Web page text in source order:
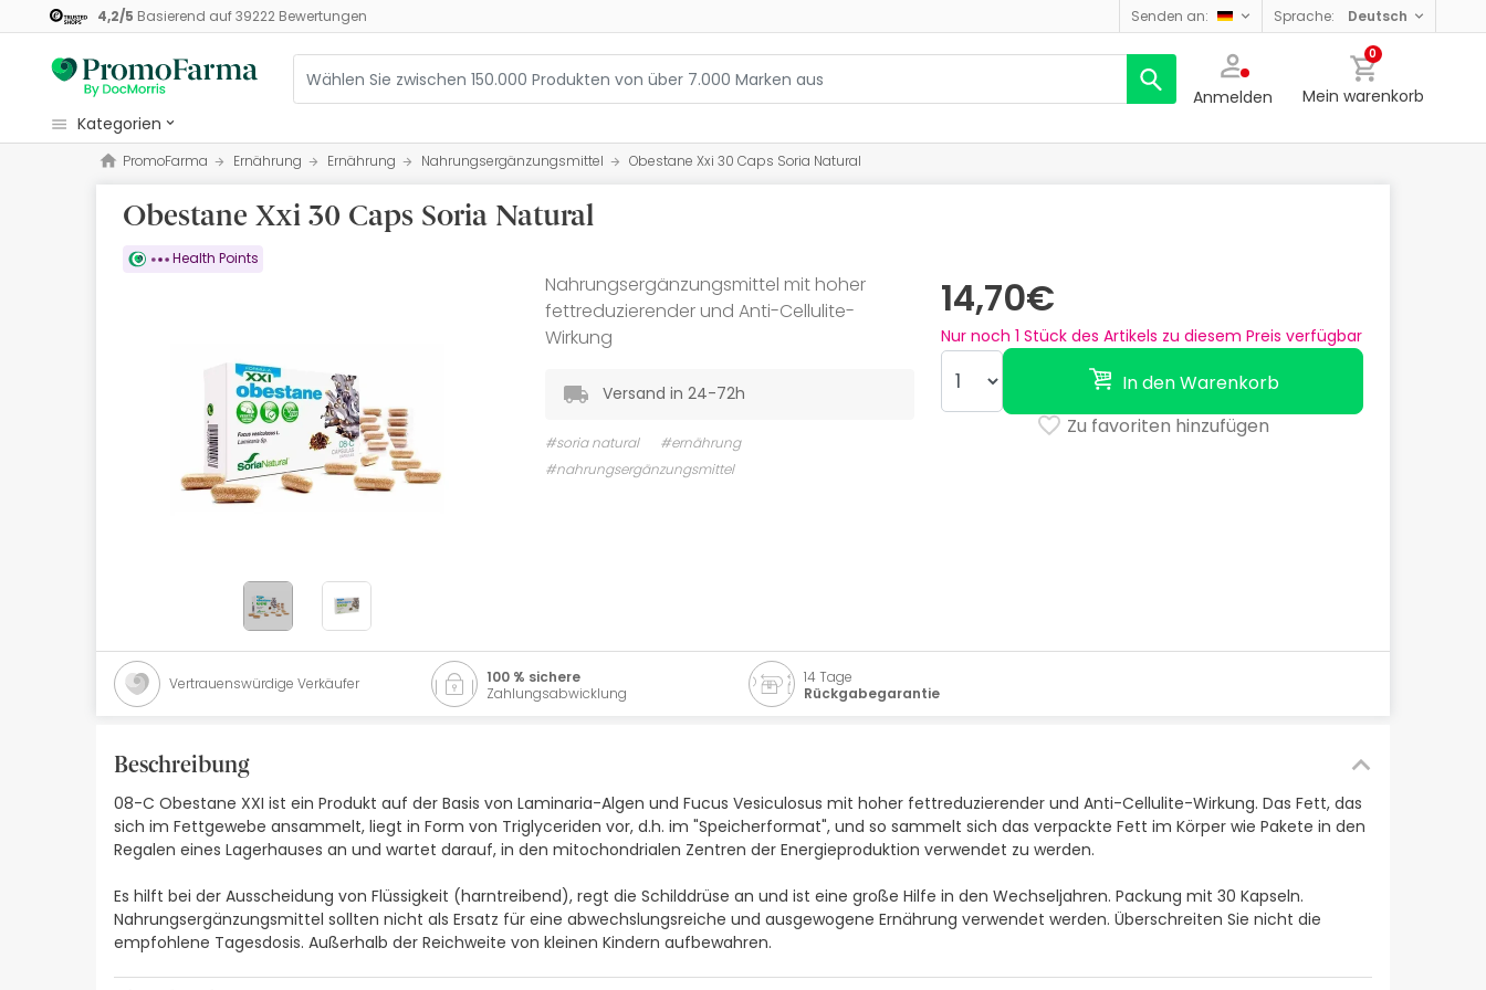
4,2/5 Basierend auf39222Bewertungen senden an: sprache: deutsch
Anmelden
0
Mein warenkorb
kategorien
Kosmetik
Gesundheit
Pflege
Naturheilmittel
Bestsellers
Health Points
PromoFarma Ernährung Ernährung Nahrungsergänzungsmittel Obestane Xxi 30 Caps Soria Natural
Obestane Xxi 30 Caps Soria Natural
Health Points
14,70€
Nur noch 1 Stück des Artikels zu diesem Preis verfügbar
In den Warenkorb
Zu favoriten hinzufügen
Nahrungsergänzungsmittel mit hoher
fettreduzierender und Anti-Cellulite-
Wirkung
Versand in 24-72h
#soria natural
#ernährung
#nahrungsergänzungsmittel
Vertrauenswürdige Verkäufer
100 % sichere
Zahlungsabwicklung
14 Tage
Rückgabegarantie
Beschreibung
08-C Obestane XXI ist ein Produkt auf der Basis von Laminaria-Algen und Fucus Vesiculosus mit hoher fettreduzierender und Anti-Cellulite-Wirkung. Das Fett, das
sich im Fettgewebe ansammelt, liegt in Form von Triglyceriden vor, d.h. im "Speicherformat", und so sammelt sich das verpackte Fett im Körper wie Pakete in den
Regalen eines Lagerhauses an und wartet darauf, in den mitochondrialen Zentren der Energieproduktion verwendet zu werden.
Es hilft bei der Ausscheidung von Flüssigkeit (harntreibend), regt die Schilddrüse an und ist eine große Hilfe in den Wechseljahren. Packung mit 30 Kapseln.
Nahrungsergänzungsmittel sollten nicht als Ersatz für eine abwechslungsreiche und ausgewogene Ernährung verwendet werden. Überschreiten Sie nicht die
empfohlene Tagesdosis. Außerhalb der Reichweite von kleinen Kindern aufbewahren.